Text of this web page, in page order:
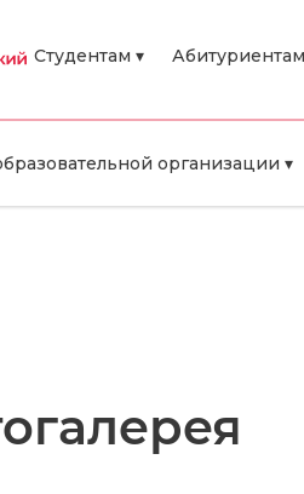
Студентам ▾
организации ▾